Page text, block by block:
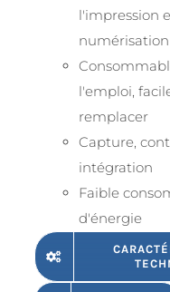
l'impression
l'emploi,
remplacer
Capture,
intégration
Faible
d'énergie